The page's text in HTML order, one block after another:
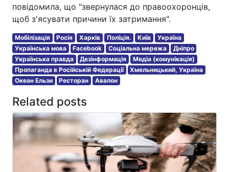
повідомила, що "звернулася до правоохоронців,
щоб з'ясувати причини їх затримання".
Мобілізація Росія Харків Поліція. Київ
Україна
Українська мова
Facebook Соціальна мережа
Дніпро
Українська правда
Дезінформація
Медіа (комунікація)
Пропаганда в Російській Федерації
Хмельницький, Україна
Океан Ельзи
Ресторан Авалон
Related posts